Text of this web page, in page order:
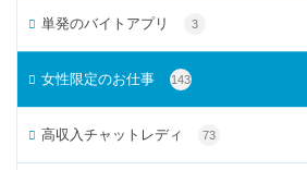
単発のバイトアプリ 3
女性限定のお仕事 143
高収入チャットレディ 73